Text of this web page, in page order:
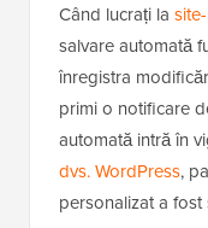
Când lucrați la
salvare automată
înregistra
primi o notificare
automată intră în
dvs. WordPress,
personalizat a fost